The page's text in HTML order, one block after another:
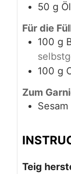
50 g Öl
Für die
100 g
100 g
Zum
Sesam
Teig